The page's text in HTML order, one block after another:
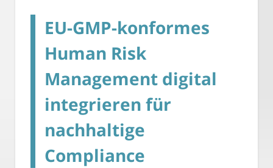
EU-GMP-konformes
Human Risk
Management digital
integrieren für
nachhaltige
Compliance